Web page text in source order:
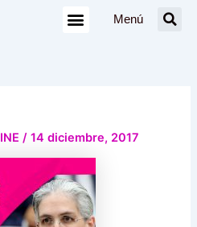
Menú
INE/14 diciembre, 2017